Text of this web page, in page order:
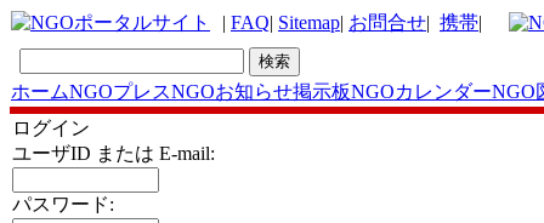
| FAQ| Sitemap| お問合せ| 携帯|
ホームNGOプレスNGOお知らせ掲示板NGOカレンダーNGO
ログイン
ユーザID または E-mail:
パスワード: